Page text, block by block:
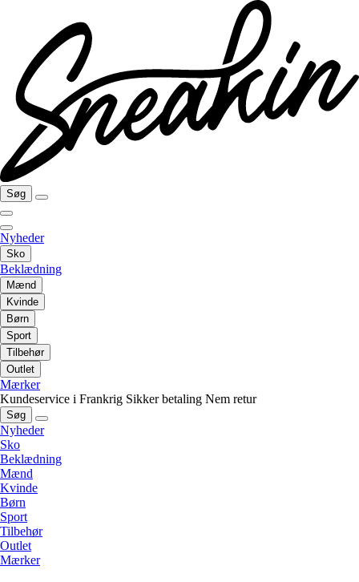
Søg
Nyheder
Sko
Beklædning
Mænd
Kvinde
Børn
Sport
Tilbehør
Outlet
Mærker
Kundeservice i Frankrig Sikker betaling Nem retur
Søg
Nyheder
Sko
Beklædning
Mænd
Kvinde
Børn
Sport
Tilbehør
Outlet
Mærker